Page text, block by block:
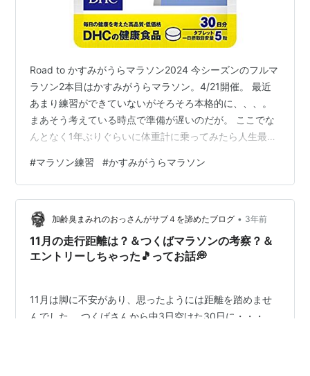
Road to かすみがうらマラソン2024 今シーズンのフルマ
ラソン2本目はかすみがうらマラソン。4/21開催。 最近
あまり練習ができていないがそろそろ本格的に、、、。
まあそう考えている時点で準備が遅いのだが。 ここでな
んとなく1年ぶりぐらいに体重計に乗ってみたら人生最大
でとは。 もはやどんなメニューをするかではなく、どれ
だけ体重を絞れるかが重要のような気がしてきた。
▲3kg絞ることを目標にこれよりかすみがうらマラソン
への道をスタート。 目標：1秒でも自己ベスト更新。 今
週の実績 3/21：体重計に乗って驚愕の日。ショック。
3/22…
#マラソン練習 #かすみがうらマラソン
加齢臭まみれのおっさんがサブ４を諦めたブログ • 3年前
11月の走行距離は？＆つくばマラソンの考察？＆
エントリーしちゃった🎵ってお話💭